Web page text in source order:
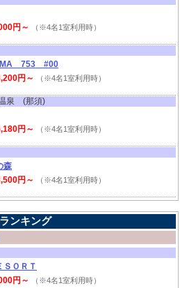
円～ （※4名1室利用時）
753 #00
円～ （※4名1室利用時）
泉 (那須)
円～ （※4名1室利用時）
森
円～ （※4名1室利用時）
ンキング
ＯＲＴ
円～ （※4名1室利用時）